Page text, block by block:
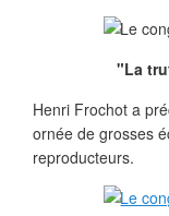
"La
Henri Frochot a
ornée de grosses
reproducteurs.